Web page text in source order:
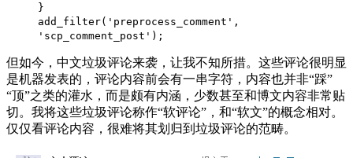
}
add_filter('preprocess_comment',
'scp_comment_post');
但如今，中文垃圾评论来袭，让我不知所措。这些评论很明显
是机器发表的，评论内容前会有一串字符，内容也并非“踩”
“顶”之类的灌水，而是颇有内涵，少数甚至和博文内容非常贴
切。我将这些垃圾评论称作“软评论”，和“软文”的概念相对。
仅仅看评论内容，很难将其划归到垃圾评论的范畴。